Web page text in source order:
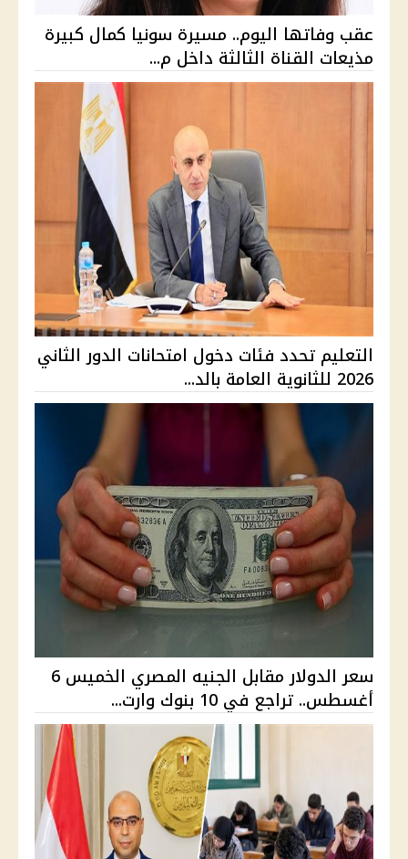
عقب وفاتها اليوم.. مسيرة سونيا كمال كبيرة
مذيعات القناة الثالثة داخل م...
التعليم تحدد فئات دخول امتحانات الدور الثاني
2026 للثانوية العامة بالد...
سعر الدولار مقابل الجنيه المصري الخميس 6
أغسطس.. تراجع في 10 بنوك وارت...